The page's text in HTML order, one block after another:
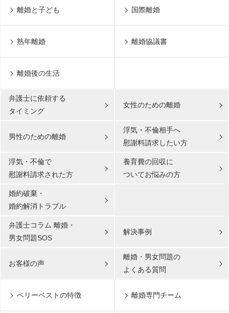
離婚と子ども 国際離婚
熟年離婚 離婚協議書
離婚後の生活
弁護士に依頼する
タイミング
女性のための離婚
男性のための離婚
浮気・不倫相手へ
慰謝料請求したい方
浮気・不倫で
慰謝料請求された方
養育費の回収に
ついてお悩みの方
婚約破棄・
婚約解消トラブル
弁護士コラム 離婚・
男女問題SOS
解決事例
お客様の声
離婚・男女問題の
よくある質問
ベリーベストの特徴 離婚専門チーム